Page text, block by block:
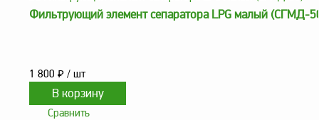
Метрологическое
техпластина МБС
Соединительная
арматура
Фильтрующий элемент сепаратора LPG малый (СГМД-
1 800 ₽ / шт
Сравнить